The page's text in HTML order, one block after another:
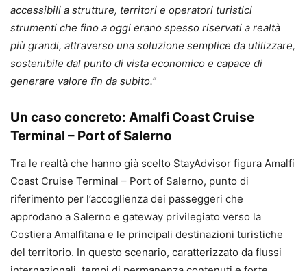
accessibili a strutture, territori e operatori turistici
strumenti che fino a oggi erano spesso riservati a realtà
più grandi, attraverso una soluzione semplice da utilizzare,
sostenibile dal punto di vista economico e capace di
generare valore fin da subito.”
Un caso concreto: Amalfi Coast Cruise
Terminal – Port of Salerno
Tra le realtà che hanno già scelto StayAdvisor figura Amalfi
Coast Cruise Terminal – Port of Salerno, punto di
riferimento per l’accoglienza dei passeggeri che
approdano a Salerno e gateway privilegiato verso la
Costiera Amalfitana e le principali destinazioni turistiche
del territorio. In questo scenario, caratterizzato da flussi